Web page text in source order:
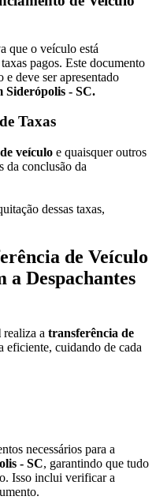
que o veículo está
pagos. Este documento
deve ser apresentado
Siderópolis - SC.
Taxas
veículo e quaisquer outros
da conclusão da
dessas taxas,
de Veículo
a Despachantes
realiza a transferência de
eficiente, cuidando de cada
necessários para a
- SC, garantindo que tudo
Isso inclui verificar a